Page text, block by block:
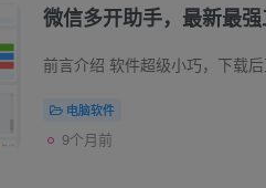
微信多开助手，最新最
电脑软件
9个月前